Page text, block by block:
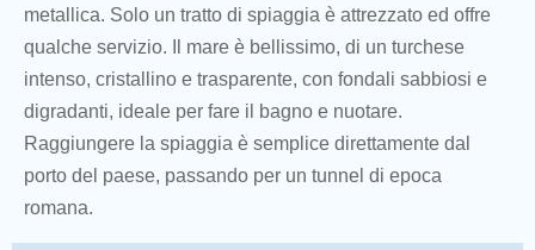
metallica. Solo un tratto di spiaggia è attrezzato ed offre
qualche servizio. Il mare è bellissimo, di un turchese
intenso, cristallino e trasparente, con fondali sabbiosi e
digradanti, ideale per fare il bagno e nuotare.
Raggiungere la spiaggia è semplice direttamente dal
porto del paese, passando per un tunnel di epoca
romana.